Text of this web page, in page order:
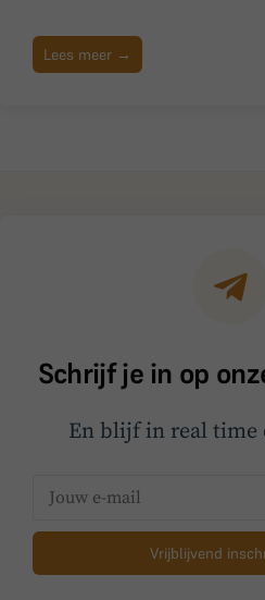
Lees meer →
Schrijf je in op
En blijf in real time
Vrijblijvend